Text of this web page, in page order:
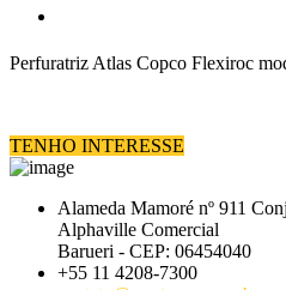
Perfuratriz Atlas Copco Flexiroc
TENHO INTERESSE
Alameda Mamoré nº 911
Alphaville Comercial
Barueri - CEP: 06454040
+55 11 4208-7300